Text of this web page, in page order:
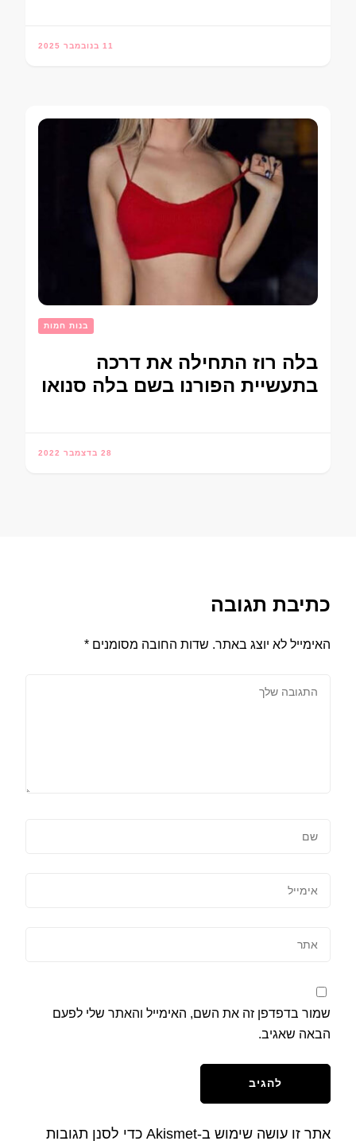
11 בנובמבר 2025
בנות חמות
בלה רוז התחילה את דרכה
בתעשיית הפורנו בשם בלה סנואו
28 בדצמבר 2022
כתיבת תגובה
האימייל לא יוצג באתר. שדות החובה מסומנים *
שמור בדפדפן זה את השם, האימייל והאתר שלי לפעם
הבאה שאגיב.
אתר זו עושה שימוש ב-Akismet כדי לסנן תגובות